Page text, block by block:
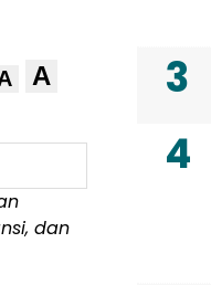
A
dan